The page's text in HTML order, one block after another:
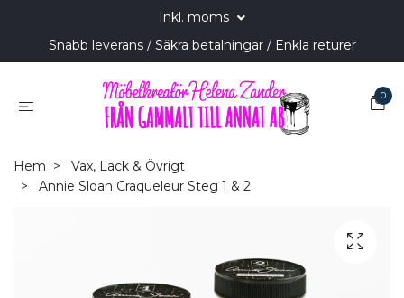
Inkl. moms
Snabb leverans / Säkra betalningar / Enkla returer
0
Hem
Vax, Lack & Övrigt
Annie Sloan Craqueleur Steg 1 & 2